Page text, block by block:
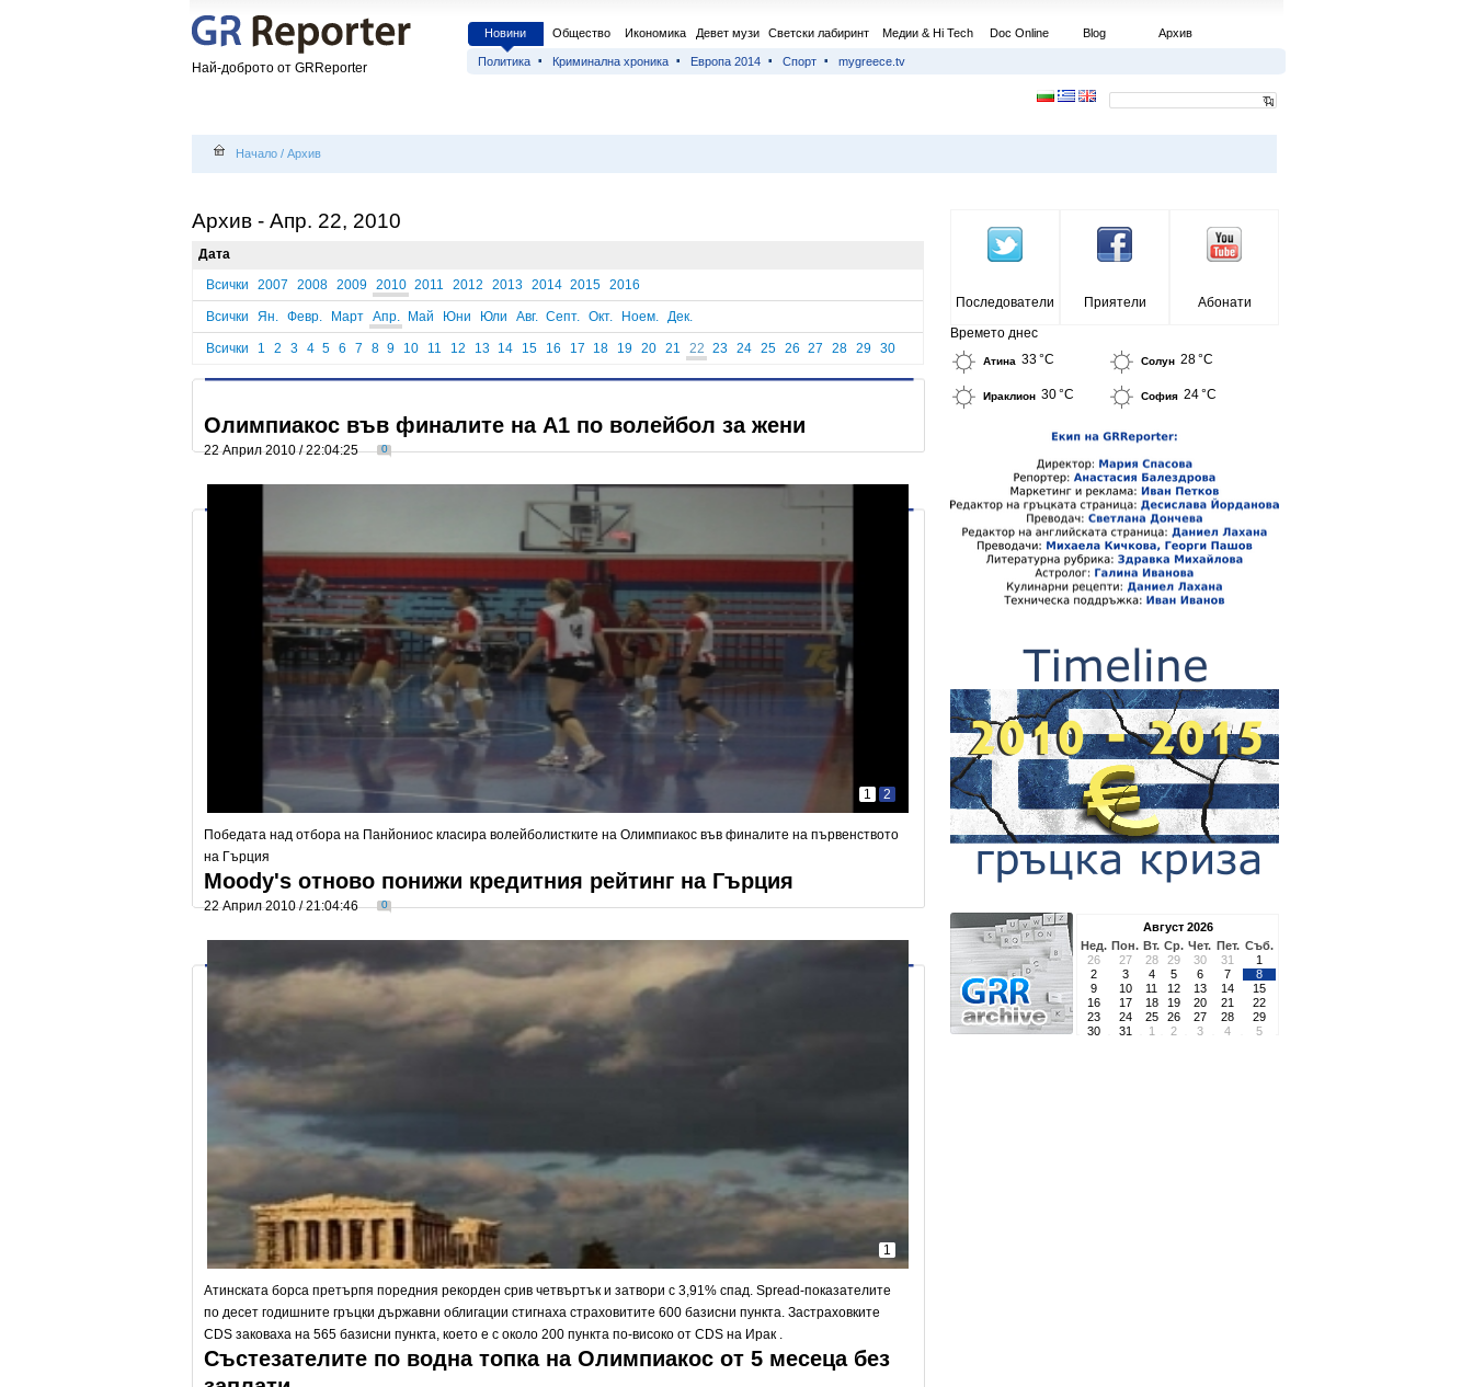
Най-доброто от GRReporter
Новини Общество Икономика Девет музи Светски лабиринт Медии & Hi Tech Doc Online Blog Архив
Политика Криминална хроника Европа 2014 Спорт mygreece.tv
Начало / Архив
Архив - Апр. 22, 2010
Дата
Всички
2007 2008 2009 2010 2011 2012 2013 2014 2015 2016
Всички Ян. Февр. Март Апр. Май Юни Юли Авг. Септ. Окт. Ноем. Дек.
Всички 1 2 3 4 5 6 7 8 9 10 11 12 13 14 15 16 17 18 19 20 21 22 23 24 25 26 27 28 29 30
Олимпиакос във финалите на А1 по волейбол за жени
22 Април 2010 / 22:04:25 0
2
1
Победата над отбора на Панйониос класира волейболистките на Олимпиакос във финалите на първенството
на Гърция
Moody's отново понижи кредитния рейтинг на Гърция
22 Април 2010 / 21:04:46 0
1
Атинската борса претърпя поредния рекорден срив четвъртък и затвори с 3,91% спад. Spread-показателите
по десет годишните гръцки държавни облигации стигнаха страховитите 600 базисни пункта. Застраховките
CDS заковаха на 565 базисни пункта, което е с около 200 пункта по-високо от CDS на Ирак .
Състезателите по водна топка на Олимпиакос от 5 месеца без
Последователи Приятели
Абонати
Времето днес
Атина 33 °C Солун 28 °C
Ираклион 30 °C София 24 °C
Август 2026
Нед. Пон. Вт. Ср. Чет. Пет. Съб.
26
27 28 29 30 31
1
2
3 4 5 6 7
8
9
10 11 12 13 14
15
16
17 18 19 20 21
22
23
24 25 26 27 28
29
30
31 1 2 3 4 5